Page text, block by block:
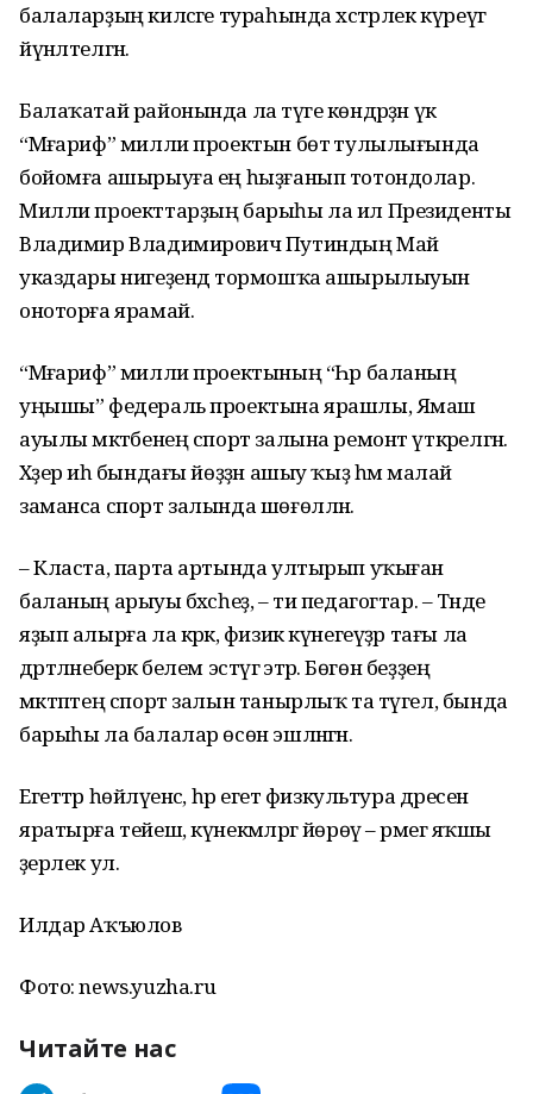
балаларҙың киләсәге тураһында хәстәрлек күреүгә
йүнәлтелгән.
Балаҡатай районында ла тәүге көндәрҙән үк
“Мәғариф” милли проектын бөтә тулылығында
бойомға ашырыуға ең һыҙғанып тотондолар.
Милли проекттарҙың барыһы ла ил Президенты
Владимир Владимирович Путиндың Май
указдары нигеҙендә тормошҡа ашырылыуын
оноторға ярамай.
“Мәғариф” милли проектының “Һәр баланың
уңышы” федераль проектына ярашлы, Ямаш
ауылы мәктәбенең спорт залына ремонт үткәрелгән.
Хәҙер иһә бындағы йөҙҙән ашыу ҡыҙ һәм малай
заманса спорт залында шөғөлләнә.
– Класта, парта артында ултырып уҡыған
баланың арыуы бәхәсһеҙ, – ти педагогтар. – Тәнде
яҙып алырға ла кәрәк, физик күнегеүҙәр тағы ла
дәртләнеберәк белем эстәүгә этәрә. Бөгөн беҙҙең
мәктәптең спорт залын танырлыҡ та түгел, бында
барыһы ла балалар өсөн эшләнгән.
Егеттәр һөйләүенсә, һәр егет физкультура дәресен
яратырға тейеш, күнекмәләргә йөрөү – әрмегә яҡшы
әҙерлек ул.
Илдар Аҡъюлов
Фото: news.yuzha.ru
Читайте нас